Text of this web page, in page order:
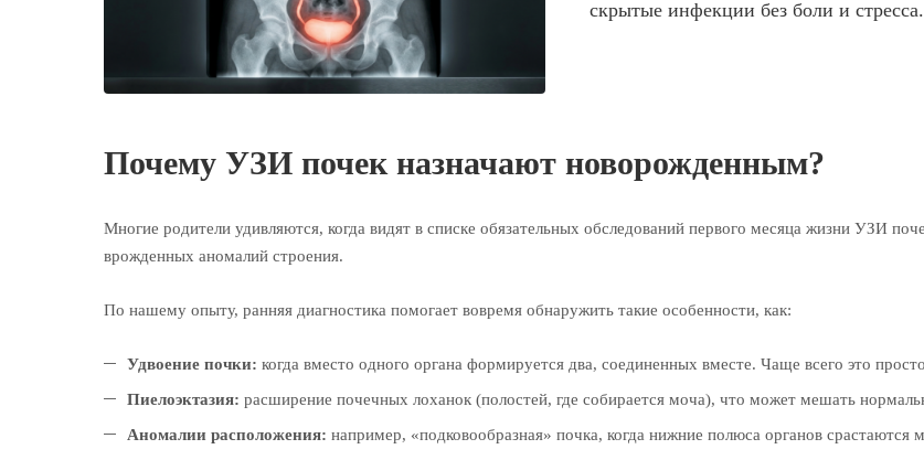
скрытые инфекции без боли и стресса.
Почему УЗИ почек назначают новорожденным?
Многие родители удивляются, когда видят в списке обязательных обследований первого месяца жизни УЗИ
врожденных аномалий строения.
По нашему опыту, ранняя диагностика помогает вовремя обнаружить такие особенности, как:
Удвоение почки: когда вместо одного органа формируется два, соединенных вместе. Чаще всего это
Пиелоэктазия: расширение почечных лоханок (полостей, где собирается моча), что может мешать
Аномалии расположения: например, «подковообразная» почка, когда нижние полюса органов срастаются